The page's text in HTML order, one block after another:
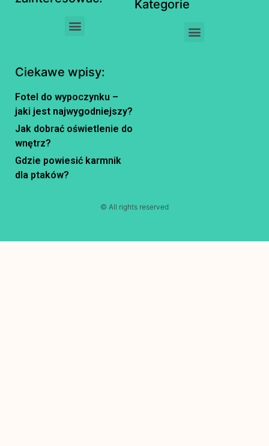
Kategorie
Ciekawe wpisy:
Fotel do wypoczynku –
jaki jest najwygodniejszy?
Jak dobrać oświetlenie do
wnętrz?
Gdzie powiesić karmnik
dla ptaków?
© All rights reserved